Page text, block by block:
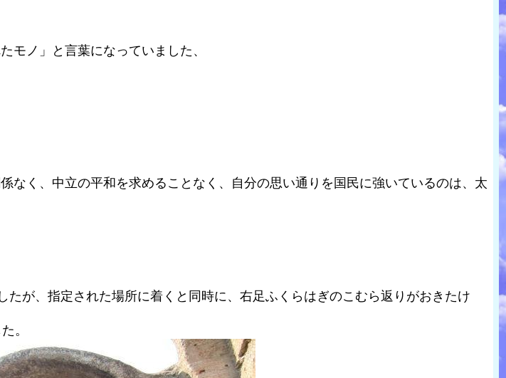
モノ」と言葉になっていました、
なく、中立の平和を求めることなく、自分の思い通りを国民に強いているのは、太
が、指定された場所に着くと同時に、右足ふくらはぎのこむら返りがおきたけ
。